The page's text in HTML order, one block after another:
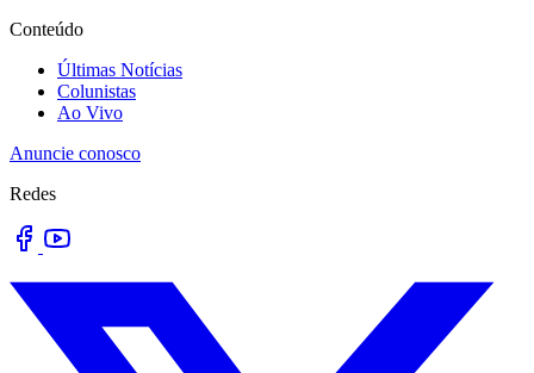
Conteúdo
Últimas Notícias
Colunistas
Ao Vivo
Anuncie conosco
Redes